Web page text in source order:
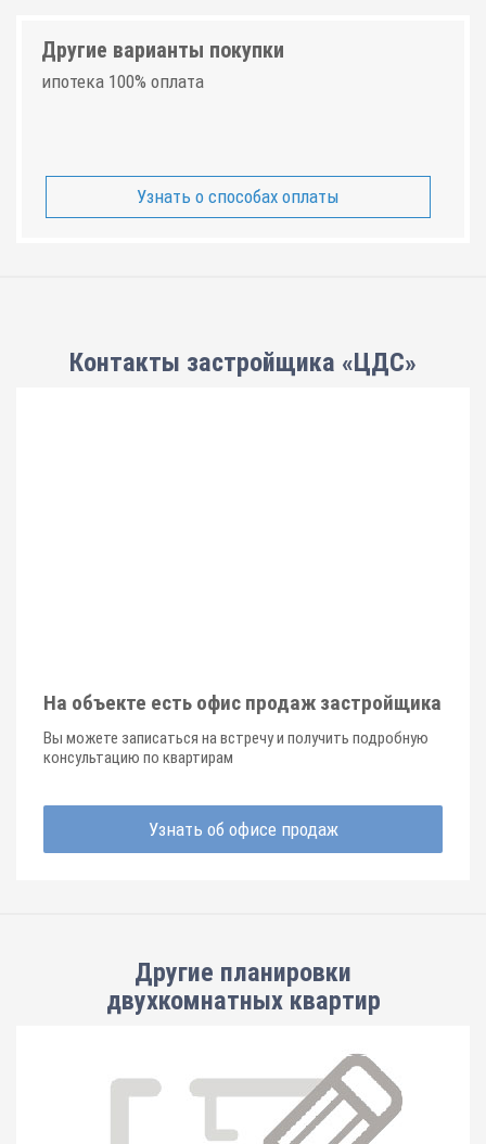
Другие варианты покупки
ипотека 100% оплата
Узнать о способах оплаты
Контакты застройщика «ЦДС»
На объекте есть офис продаж застройщика
Вы можете записаться на встречу и получить подробную
консультацию по квартирам
Узнать об офисе продаж
Другие планировки
двухкомнатных квартир